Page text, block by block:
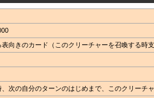
向きのカード（このクリーチャーを召喚する
次の自分のターンのはじめまで、このクリーチ